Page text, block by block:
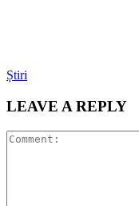
Știri
LEAVE A REPLY